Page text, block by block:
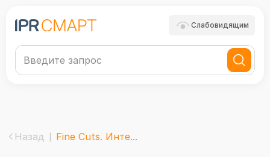
Слабовидящим
Назад Fine Cuts. Инте...